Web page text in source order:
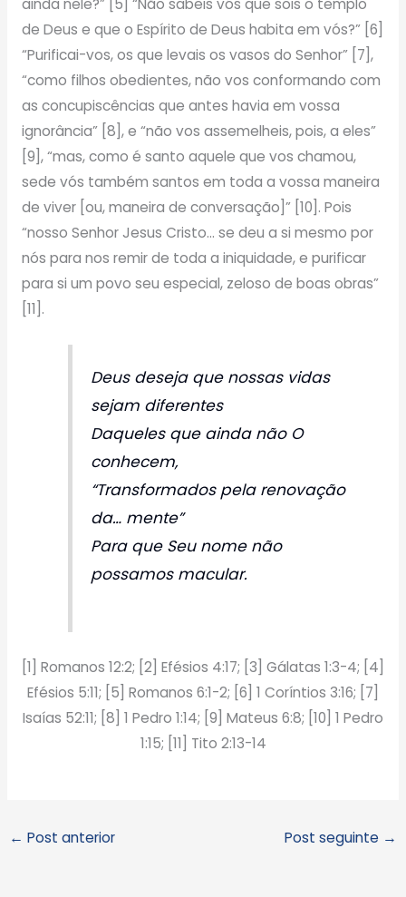
ainda nele?” [5] “Não sabeis vós que sois o templo
de Deus e que o Espírito de Deus habita em vós?” [6]
“Purificai-vos, os que levais os vasos do Senhor” [7],
“como filhos obedientes, não vos conformando com
as concupiscências que antes havia em vossa
ignorância” [8], e “não vos assemelheis, pois, a eles”
[9], “mas, como é santo aquele que vos chamou,
sede vós também santos em toda a vossa maneira
de viver [ou, maneira de conversação]” [10]. Pois
“nosso Senhor Jesus Cristo… se deu a si mesmo por
nós para nos remir de toda a iniquidade, e purificar
para si um povo seu especial, zeloso de boas obras”
[11].
Deus deseja que nossas vidas
sejam diferentes
Daqueles que ainda não O
conhecem,
“Transformados pela renovação
da… mente”
Para que Seu nome não
possamos macular.
[1] Romanos 12:2; [2] Efésios 4:17; [3] Gálatas 1:3-4; [4]
Efésios 5:11; [5] Romanos 6:1-2; [6] 1 Coríntios 3:16; [7]
Isaías 52:11; [8] 1 Pedro 1:14; [9] Mateus 6:8; [10] 1 Pedro
1:15; [11] Tito 2:13-14
← Post anterior Post seguinte →